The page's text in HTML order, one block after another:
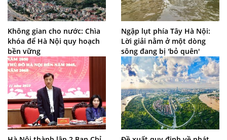
Không gian cho nước: Chìa
khóa để Hà Nội quy hoạch
bền vững
Ngập lụt phía Tây Hà Nội:
Lời giải nằm ở một dòng
sông đang bị 'bỏ quên'